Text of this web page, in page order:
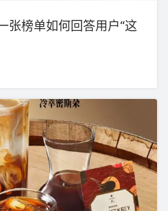
张榜单如何回答用户“这